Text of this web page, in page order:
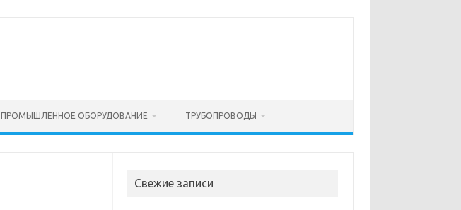
ПРОМЫШЛЕННОЕ ОБОРУДОВАНИЕ ТРУБОПРОВОДЫ
Свежие записи